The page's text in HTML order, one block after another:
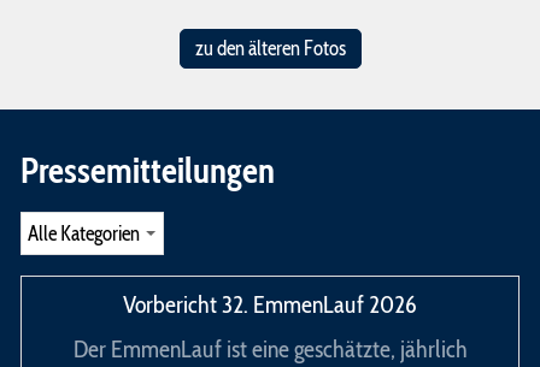
zu den älteren Fotos
Pressemitteilungen
Vorbericht 32. EmmenLauf 2026
Der EmmenLauf ist eine geschätzte, jährlich